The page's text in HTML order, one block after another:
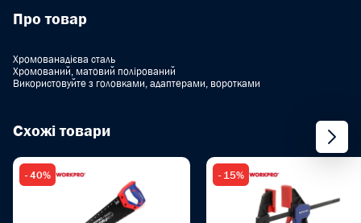
Про товар
Хромованадієва сталь
Хромований, матовий полірований
Використовуйте з головками, адаптерами, воротками
Схожі товари
- 40% - 15%